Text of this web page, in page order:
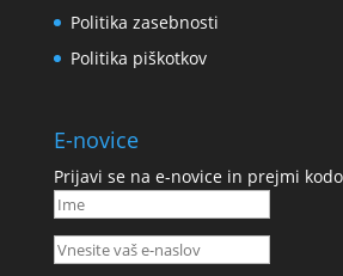
Politika zasebnosti
Politika piškotkov
E-novice
Prijavi se na e-novice in prejmi